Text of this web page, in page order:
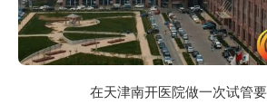
在天津南开医院做一次试管